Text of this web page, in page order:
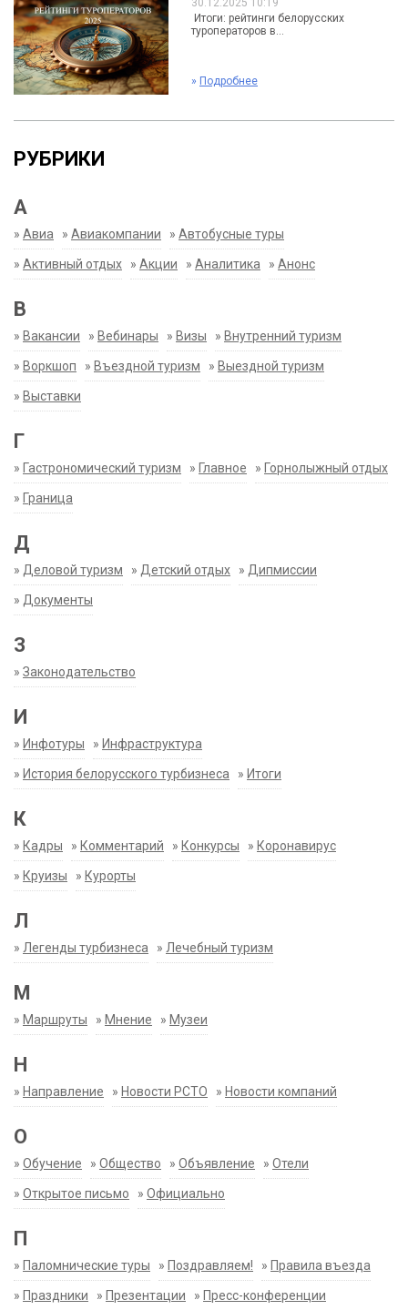
30.12.2025 10:19
Итоги: рейтинги белорусских
туроператоров в...
» Подробнее
РУБРИКИ
А
» Авиа » Авиакомпании » Автобусные туры
» Активный отдых » Акции » Аналитика » Анонс
В
» Вакансии » Вебинары » Визы » Внутренний туризм
» Воркшоп » Въездной туризм » Выездной туризм
» Выставки
Г
» Гастрономический туризм » Главное » Горнолыжный отдых
» Граница
Д
» Деловой туризм » Детский отдых » Дипмиссии
» Документы
З
» Законодательство
И
» Инфотуры » Инфраструктура
» История белорусского турбизнеса » Итоги
К
» Кадры » Комментарий » Конкурсы » Коронавирус
» Круизы » Курорты
Л
» Легенды турбизнеса » Лечебный туризм
М
» Маршруты » Мнение » Музеи
Н
» Направление » Новости РСТО » Новости компаний
О
» Обучение » Общество » Объявление » Отели
» Открытое письмо » Официально
П
» Паломнические туры » Поздравляем! » Правила въезда
» Праздники » Презентации » Пресс-конференции